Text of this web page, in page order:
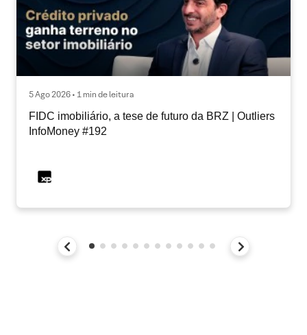
5 Ago 2026 • 1 min de leitura
FIDC imobiliário, a tese de futuro da BRZ | Outliers
InfoMoney #192